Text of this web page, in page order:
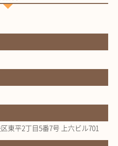
東平2丁目5番7号 上六ビル701